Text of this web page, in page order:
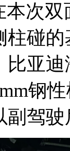
本次
柱碰
亚
钢
副驾